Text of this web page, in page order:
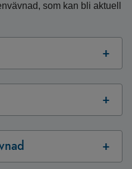
som kan bli aktuell